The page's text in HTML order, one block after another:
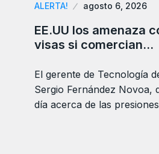
ALERTA! agosto 6, 2026
EE.UU los amenaza
visas si comercian…
El gerente de Tecnología
Sergio Fernández Novoa,
día acerca de las